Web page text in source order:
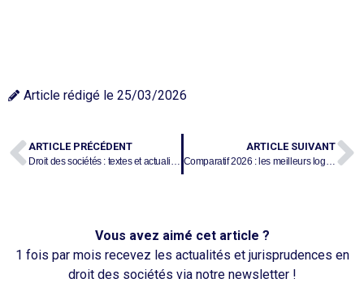
Article rédigé le 25/03/2026
ARTICLE PRÉCÉDENT
Droit des sociétés : textes et actualités de mars 2026
ARTICLE SUIVANT
Comparatif 2026 : les meilleurs logiciels de formalités juridiques
Vous avez aimé cet article ?
1 fois par mois recevez les actualités et jurisprudences en
droit des sociétés via notre newsletter !